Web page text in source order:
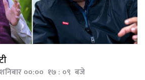
००:०० १७ : ०९ बजे